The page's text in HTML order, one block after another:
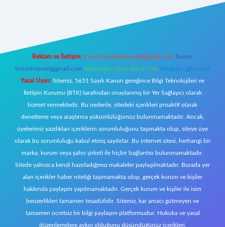
Reklam ve İletişim: E-mail: backlinkpaneli@gmail.com Teams:
forumhizmeti@gmail.com Whatsapp: 0262 606 0 726 Telegram: @karabul
Yasal Uyarı: Sitemiz, 5651 Sayılı Kanun gereğince Bilgi Teknolojileri ve
İletişim Kurumu (BTK) tarafından onaylanmış bir Yer Sağlayıcı olarak
hizmet vermektedir. Bu nedenle, sitedeki içerikleri proaktif olarak
denetleme veya araştırma yükümlülüğümüz bulunmamaktadır. Ancak,
üyelerimiz yazdıkları içeriklerin sorumluluğunu taşımakta olup, siteye üye
olarak bu sorumluluğu kabul etmiş sayılırlar. Bu internet sitesi, herhangi bir
marka, kurum veya şahıs şirketi ile hiçbir bağlantısı bulunmamaktadır.
Sitede yalnızca kendi hazırladığımız makaleler paylaşılmaktadır. Burada yer
alan içerikler haber niteliği taşımamakta olup, gerçek kurum ve kişiler
hakkında paylaşım yapılmamaktadır. Gerçek kurum ve kişiler ile isim
benzerlikleri tamamen tesadüfidir. Sitemiz, kar amacı gütmeyen ve
tamamen ücretsiz bir bilgi paylaşım platformudur. Hukuka ve yasal
düzenlemelere aykırı olduğunu düşündüğünüz içerikleri,